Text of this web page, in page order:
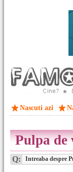
Nascuti azi
Pulpa de
Q: Intreaba despre